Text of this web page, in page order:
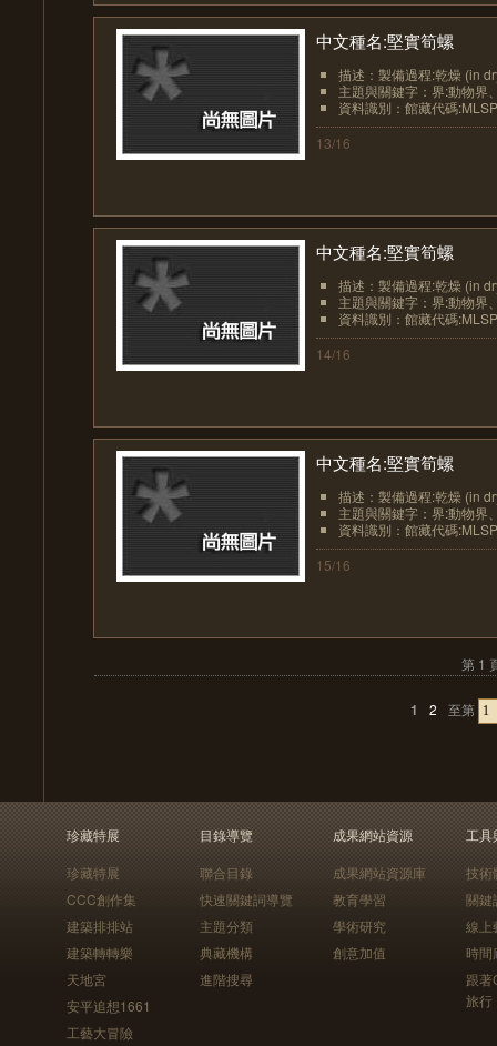
中文種名:堅實筍螺
描述：製備過程:乾燥 (in
主題與關鍵字：界:動物界
資料識別：館藏代碼
13/16
中文種名:堅實筍螺
描述：製備過程:乾燥 (in
主題與關鍵字：界:動物界
資料識別：館藏代碼
14/16
中文種名:堅實筍螺
描述：製備過程:乾燥 (in
主題與關鍵字：界:動物界
資料識別：館藏代碼
15/16
第 1
1 2 至第
珍藏特展
珍藏特展
CCC創作集
建築排排站
建築轉轉樂
天地宮
安平追想1661
工藝大冒險
目錄導覽
聯合目錄
快速關鍵詞導覽
主題分類
典藏機構
進階搜尋
成果網站資源
成果網站資源庫
教育學習
學術研究
創意加值
工具
技術
關鍵
線上
時間
跟
旅行